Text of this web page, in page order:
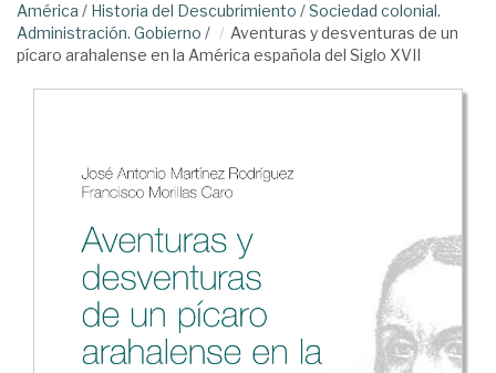
América / Historia del Descubrimiento /Sociedad colonial.
Administración. Gobierno /
Aventuras y desventuras de un
pícaro arahalense en la América española del Siglo XVII